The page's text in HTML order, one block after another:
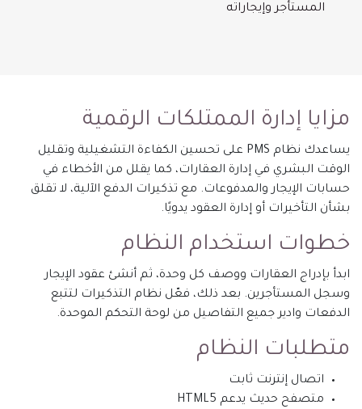
المستأجر وإيجاراته
مزايا إدارة الممتلكات الرقمية
يساعدك نظام PMS على تحسين الكفاءة التشغيلية وتقليل
الوقت البشري في إدارة العقارات، كما يقلل من الأخطاء في
حسابات الإيجار والمدفوعات. مع تذكيرات الدفع الآلية، لا تقلق
بشأن التأخيرات أو إدارة العقود يدويًا.
خطوات استخدام النظام
ابدأ بإدراج العقارات ووصف كل وحدة، ثم أنشئ عقود الإيجار
وسجل المستأجرين. بعد ذلك، فعّل نظام التذكيرات لتتبع
الدفعات وادير جميع التفاصيل من لوحة التحكم الموحدة.
متطلبات النظام
اتصال إنترنت ثابت
متصفح حديث يدعم HTML5